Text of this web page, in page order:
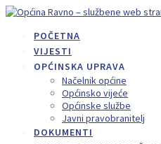
Skip
contentPOČETNA
VIJESTI
OPĆINSKA UPRAVA
Načelnik općine
Općinsko vijeće
Općinske službe
Javni pravobranitelj
DOKUMENTI